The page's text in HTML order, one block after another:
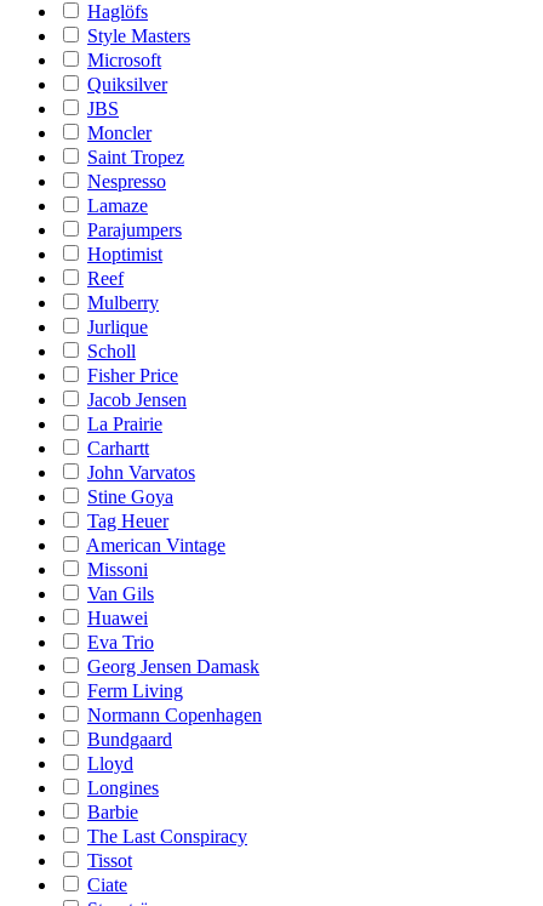
Haglöfs
Style Masters
Microsoft
Quiksilver
JBS
Moncler
Saint Tropez
Nespresso
Lamaze
Parajumpers
Hoptimist
Reef
Mulberry
Jurlique
Scholl
Fisher Price
Jacob Jensen
La Prairie
Carhartt
John Varvatos
Stine Goya
Tag Heuer
American Vintage
Missoni
Van Gils
Huawei
Eva Trio
Georg Jensen Damask
Ferm Living
Normann Copenhagen
Bundgaard
Lloyd
Longines
Barbie
The Last Conspiracy
Tissot
Ciate